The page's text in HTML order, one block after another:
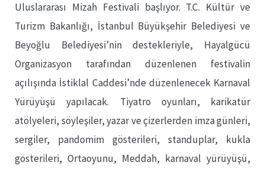
Uluslararası Mizah Festivali başlıyor. T.C. Kültür ve
Turizm Bakanlığı, İstanbul Büyükşehir Belediyesi ve
Beyoğlu Belediyesi’nin destekleriyle, Hayalgücü
Organizasyon tarafından düzenlenen festivalin
açılışında İstiklal Caddesi’nde düzenlenecek Karnaval
Yürüyüşü yapılacak. Tiyatro oyunları, karikatür
atölyeleri, söyleşiler, yazar ve çizerlerden imza günleri,
sergiler, pandomim gösterileri, standuplar, kukla
gösterileri, Ortaoyunu, Meddah, karnaval yürüyüşü,